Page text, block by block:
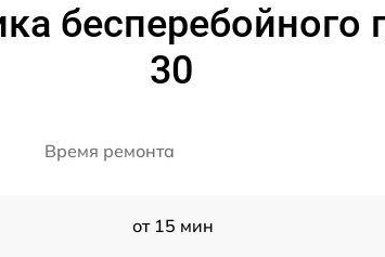
бесперебойного
30
Время ремонта
от 15 мин